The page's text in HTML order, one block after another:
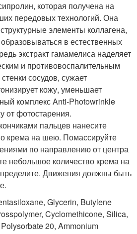
которая получена на
передовых технологий. Она
элементы коллагена,
в естественных
экстракт гамамелиса наделяет
и противовоспалительным
сосудов, сужает
кожу, уменьшает
комплекс Anti-Photowrinkle
от фотостарения.
пальцев нанесите
крема на шею. Помассируйте
по направлению от центра
небольшое количество крема на
Движения должны быть
Glycerin, Butylene
Cyclomethicone, Silica,
20, Ammonium